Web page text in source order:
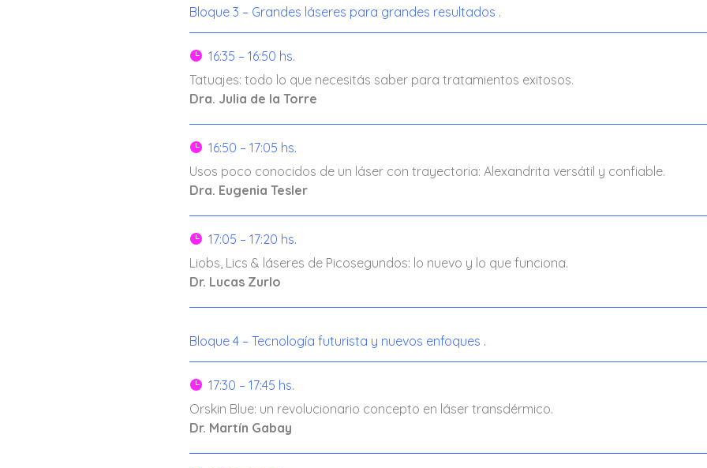
Bloque 3 – Grandes láseres para grandes resultados .
 16:35 – 16:50 hs.
Tatuajes: todo lo que necesitás saber para tratamientos exitosos.
Dra. Julia de la Torre
 16:50 – 17:05 hs.
Usos poco conocidos de un láser con trayectoria: Alexandrita versátil y confiable.
Dra. Eugenia Tesler
 17:05 – 17:20 hs.
Liobs, Lics & láseres de Picosegundos: lo nuevo y lo que funciona.
Dr. Lucas Zurlo
Bloque 4 – Tecnología futurista y nuevos enfoques .
 17:30 – 17:45 hs.
Orskin Blue: un revolucionario concepto en láser transdérmico.
Dr. Martín Gabay